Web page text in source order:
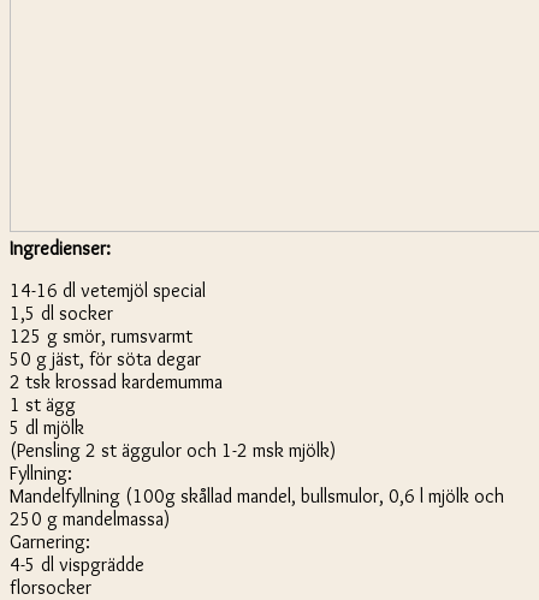
Ingredienser:
14-16 dl vetemjöl special
1,5 dl socker
125 g smör, rumsvarmt
50 g jäst, för söta degar
2 tsk krossad kardemumma
1 st ägg
5 dl mjölk
(Pensling 2 st äggulor och 1-2 msk mjölk)
Fyllning:
Mandelfyllning (100g skållad mandel, bullsmulor, 0,6 l mjölk och
250 g mandelmassa)
Garnering:
4-5 dl vispgrädde
florsocker